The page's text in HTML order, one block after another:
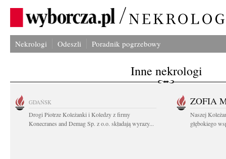
Nekrologi Odeszli Poradnik pogrzebowy
Inne nekrologi
GDAŃSK
Drogi Piotrze Koleżanki i Koledzy z firmy
Konecranes and Demag Sp. z o.o. składają wyrazy...
ZOFIA
Naszej
głębokiego